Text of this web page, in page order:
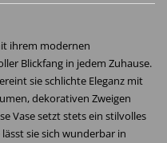
ihrem modernen
Blickfang in jedem Zuhause.
sie schlichte Eleganz mit
dekorativen Zweigen
Vase setzt stets ein stilvolles
sie sich wunderbar in